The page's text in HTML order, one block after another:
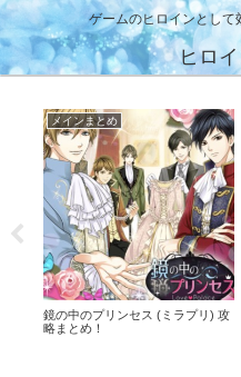
ゲームのヒロインとし
ヒロ
メインまとめ
鏡の中のプリンセス (ミラプリ) 攻
略まとめ！